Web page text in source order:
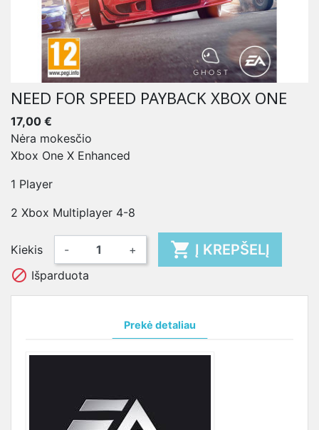
NEED FOR SPEED PAYBACK XBOX ONE
17,00 €
Nėra mokesčio
Xbox One X Enhanced
1 Player
2 Xbox Multiplayer 4-8
Kiekis - +  Į KREPŠELĮ
 Išparduota
Prekė detaliau